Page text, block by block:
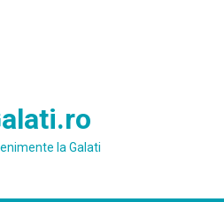
la Galati